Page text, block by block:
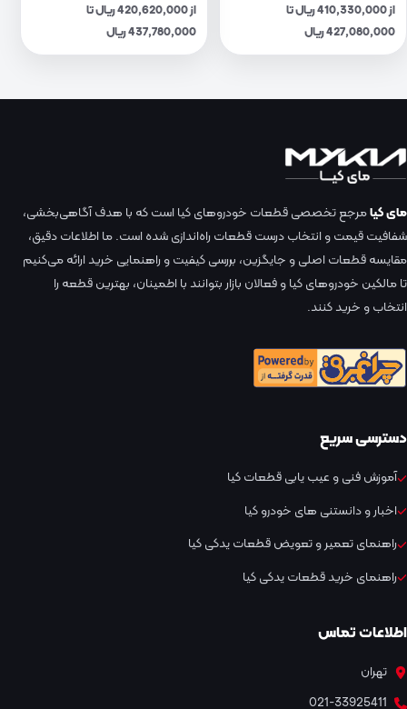
از 410,330,000 ریال تا
427,080,000 ریال
از 420,620,000 ریال تا
437,780,000 ریال
مای کیامرجع تخصصی قطعات خودروهای کیا است که با هدف آگاهی‌بخشی،
شفافیت قیمت و انتخاب درست قطعات راه‌اندازی شده است. ما اطلاعات دقیق،
مقایسه قطعات اصلی و جایگزین، بررسی کیفیت و راهنمایی خرید ارائه می‌کنیم
تا مالکین خودروهای کیا و فعالان بازار بتوانند با اطمینان، بهترین قطعه را
انتخاب و خرید کنند.
دسترسی سریع
آموزش فنی و عیب یابی قطعات کیا
اخبار و دانستنی های خودرو کیا
راهنمای تعمیر و تعویض قطعات یدکی کیا
راهنمای خرید قطعات یدکی کیا
اطلاعات تماس
تهران
021-33925411